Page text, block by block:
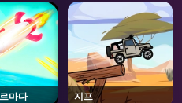
마다 지프